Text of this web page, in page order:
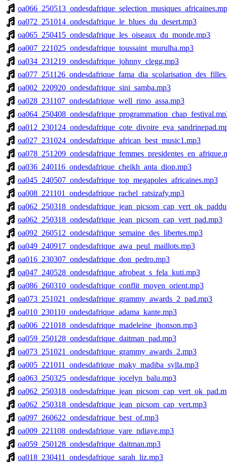
oa072_251014_ondesdafrique_le_blues_du_desert.mp3
oa065_250415_ondesdafrique_les_oiseaux_du_monde.mp3
oa007_221025_ondesdafrique_toussaint_murulha.mp3
oa034_231219_ondesdafrique_johnny_clegg.mp3
oa002_220920_ondesdafrique_sini_samba.mp3
oa028_231107_ondesdafrique_well_rimo_assa.mp3
oa027_231024_ondesdafrique_african_best_music1.mp3
oa036_240116_ondesdafrique_cheikh_anta_diop.mp3
oa045_240507_ondesdafrique_top_megapoles_africaines.mp3
oa008_221101_ondesdafrique_rachel_ratsizafy.mp3
oa062_250318_ondesdafrique_jean_picsom_cap_vert_pad.mp3
oa092_260512_ondesdafrique_semaine_des_libertes.mp3
oa049_240917_ondesdafrique_awa_peul_maillots.mp3
oa016_230307_ondesdafrique_don_pedro.mp3
oa047_240528_ondesdafrique_afrobeat_s_fela_kuti.mp3
oa086_260310_ondesdafrique_conflit_moyen_orient.mp3
oa073_251021_ondesdafrique_grammy_awards_2_pad.mp3
oa010_230110_ondesdafrique_adama_kante.mp3
oa006_221018_ondesdafrique_madeleine_jhonson.mp3
oa059_250128_ondesdafrique_daitman_pad.mp3
oa073_251021_ondesdafrique_grammy_awards_2.mp3
oa005_221011_ondesdafrique_maky_madiba_sylla.mp3
oa063_250325_ondesdafrique_jocelyn_balu.mp3
oa062_250318_ondesdafrique_jean_picsom_cap_vert.mp3
oa097_260622_ondesdafrique_best_of.mp3
oa009_221108_ondesdafrique_yare_ndiaye.mp3
oa059_250128_ondesdafrique_daitman.mp3
oa018_230411_ondesdafrique_sarah_liz.mp3